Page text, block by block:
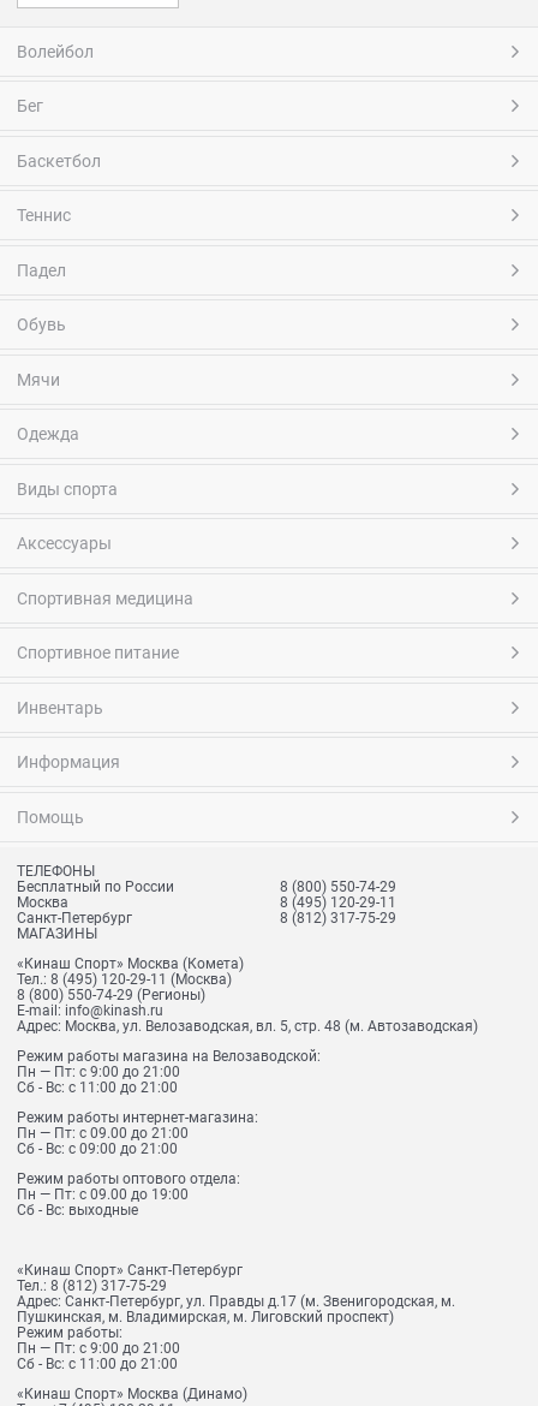
Волейбол
Бег
Баскетбол
Теннис
Падел
Обувь
Мячи
Одежда
Виды спорта
Аксессуары
Спортивная медицина
Спортивное питание
Инвентарь
Информация
Помощь
ТЕЛЕФОНЫ
Бесплатный по России
8 (800) 550-74-29
Москва
8 (495) 120-29-11
Санкт-Петербург
8 (812) 317-75-29
МАГАЗИНЫ
«Кинаш Спорт» Москва (Комета)
Тел.: 8 (495) 120-29-11 (Москва)
8 (800) 550-74-29 (Регионы)
E-mail: info@kinash.ru
Адрес: Москва, ул. Велозаводская, вл. 5, стр. 48 (м. Автозаводская)
Режим работы магазина на Велозаводской:
Пн — Пт: с 9:00 до 21:00
Сб - Вс: с 11:00 до 21:00
Режим работы интернет-магазина:
Пн — Пт: с 09.00 до 21:00
Сб - Вс: с 09:00 до 21:00
Режим работы оптового отдела:
Пн — Пт: с 09.00 до 19:00
Сб - Вс: выходные
«Кинаш Спорт» Санкт-Петербург
Тел.: 8 (812) 317-75-29
Адрес: Санкт-Петербург, ул. Правды д.17 (м. Звенигородская, м.
Пушкинская, м. Владимирская, м. Лиговский проспект)
Режим работы:
Пн — Пт: с 9:00 до 21:00
Сб - Вс: с 11:00 до 21:00
«Кинаш Спорт» Москва (Динамо)